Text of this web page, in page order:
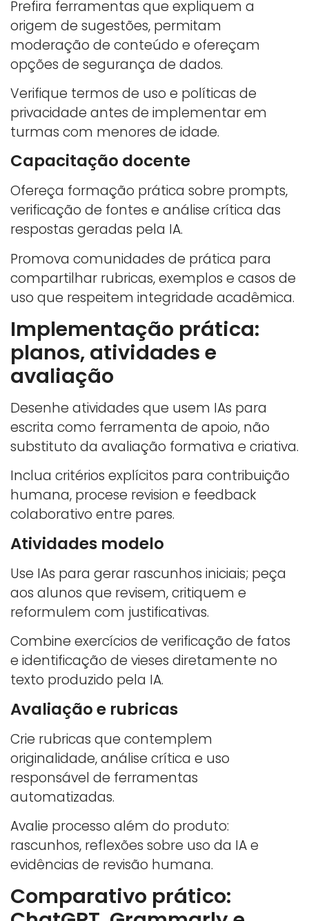
Prefira ferramentas que expliquem a
origem de sugestões, permitam
moderação de conteúdo e ofereçam
opções de segurança de dados.
Verifique termos de uso e políticas de
privacidade antes de implementar em
turmas com menores de idade.
Capacitação docente
Ofereça formação prática sobre prompts,
verificação de fontes e análise crítica das
respostas geradas pela IA.
Promova comunidades de prática para
compartilhar rubricas, exemplos e casos de
uso que respeitem integridade acadêmica.
Implementação prática:
planos, atividades e
avaliação
Desenhe atividades que usem IAs para
escrita como ferramenta de apoio, não
substituto da avaliação formativa e criativa.
Inclua critérios explícitos para contribuição
humana, procese revision e feedback
colaborativo entre pares.
Atividades modelo
Use IAs para gerar rascunhos iniciais; peça
aos alunos que revisem, critiquem e
reformulem com justificativas.
Combine exercícios de verificação de fatos
e identificação de vieses diretamente no
texto produzido pela IA.
Avaliação e rubricas
Crie rubricas que contemplem
originalidade, análise crítica e uso
responsável de ferramentas
automatizadas.
Avalie processo além do produto:
rascunhos, reflexões sobre uso da IA e
evidências de revisão humana.
Comparativo prático: